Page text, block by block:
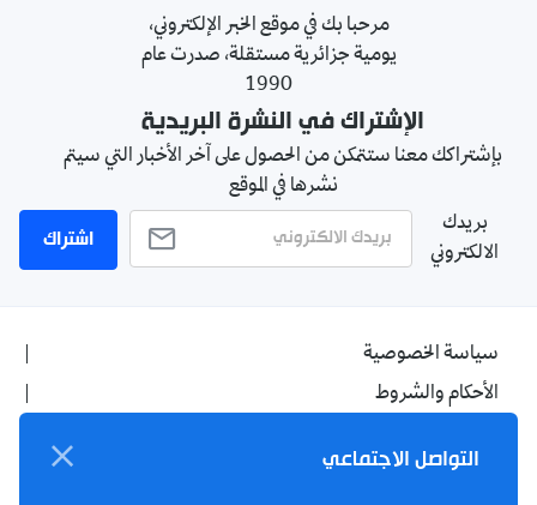
مرحبا بك في موقع الخبر الإلكتروني،
يومية جزائرية مستقلة، صدرت عام
1990
الإشتراك في النشرة البريدية
بإشتراكك معنا ستتمكن من الحصول على آخر الأخبار التي سيتم
نشرها في الموقع
بريدك
الالكتروني
اشتراك
سياسة الخصوصية
الأحكام والشروط
اتصل بنا
التواصل الاجتماعي